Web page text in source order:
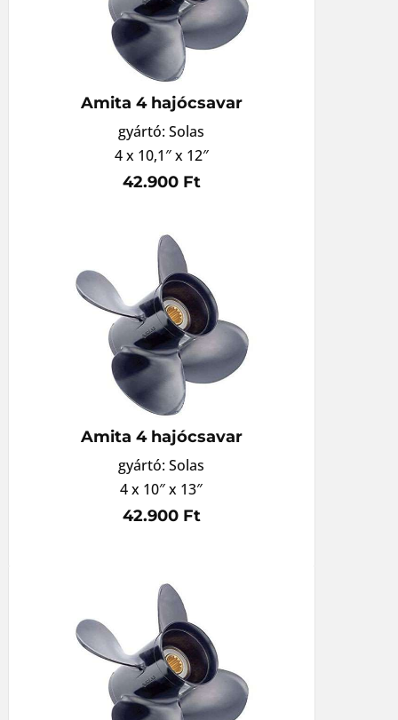
Amita 4 hajócsavar
gyártó: Solas
4 x 10,1″ x 12″
42.900 Ft
Amita 4 hajócsavar
gyártó: Solas
4 x 10″ x 13″
42.900 Ft